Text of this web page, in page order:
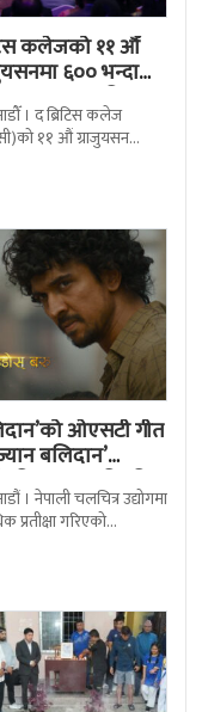
कलेजको ११ औँ
६०० भन्दा
ग्राजुयट सम्मानित
। द ब्रिटिस कलेज
११ औं ग्राजुयसन
ओएसटी गीत
बलिदान’
मातृभूमिप्रति
भावनात्मक…
। नेपाली चलचित्र उद्योगमा
प्रतीक्षा गरिएको